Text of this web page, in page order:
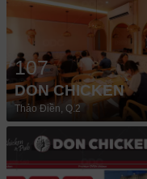
107
DON CHICKEN
Thảo Điền, Q.2